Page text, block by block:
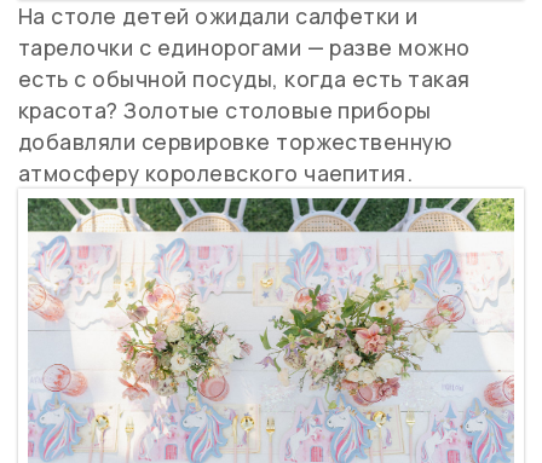
На столе детей ожидали салфетки и
тарелочки с единорогами — разве можно
есть с обычной посуды, когда есть такая
красота? Золотые столовые приборы
добавляли сервировке торжественную
атмосферу королевского чаепития.